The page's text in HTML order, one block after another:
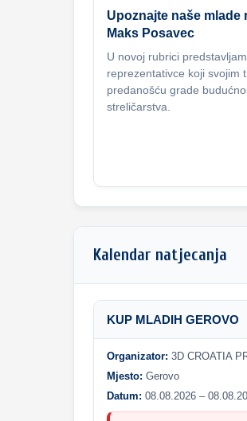
Upoznajte naše mlade
Maks Posavec
U novoj rubrici
reprezentativce koji svojim
predanošću grade
streličarstva.
Kalendar natjecanja
KUP MLADIH GEROVO
Organizator: 3D CROATIA
Mjesto: Gerovo
Datum: 08.08.2026 –